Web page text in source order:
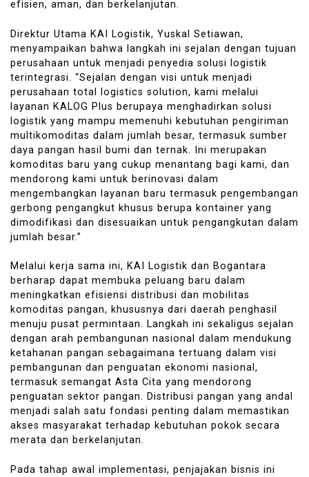
efisien, aman, dan berkelanjutan.
Direktur Utama KAI Logistik, Yuskal Setiawan,
menyampaikan bahwa langkah ini sejalan dengan tujuan
perusahaan untuk menjadi penyedia solusi logistik
terintegrasi. “Sejalan dengan visi untuk menjadi
perusahaan total logistics solution, kami melalui
layanan KALOG Plus berupaya menghadirkan solusi
logistik yang mampu memenuhi kebutuhan pengiriman
multikomoditas dalam jumlah besar, termasuk sumber
daya pangan hasil bumi dan ternak. Ini merupakan
komoditas baru yang cukup menantang bagi kami, dan
mendorong kami untuk berinovasi dalam
mengembangkan layanan baru termasuk pengembangan
gerbong pengangkut khusus berupa kontainer yang
dimodifikasi dan disesuaikan untuk pengangkutan dalam
jumlah besar.”
Melalui kerja sama ini, KAI Logistik dan Bogantara
berharap dapat membuka peluang baru dalam
meningkatkan efisiensi distribusi dan mobilitas
komoditas pangan, khususnya dari daerah penghasil
menuju pusat permintaan. Langkah ini sekaligus sejalan
dengan arah pembangunan nasional dalam mendukung
ketahanan pangan sebagaimana tertuang dalam visi
pembangunan dan penguatan ekonomi nasional,
termasuk semangat Asta Cita yang mendorong
penguatan sektor pangan. Distribusi pangan yang andal
menjadi salah satu fondasi penting dalam memastikan
akses masyarakat terhadap kebutuhan pokok secara
merata dan berkelanjutan.
Pada tahap awal implementasi, penjajakan bisnis ini